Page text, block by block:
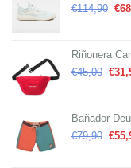
€114,90 €
Riñonera
€45,00 €
Bañador
€79,90 €